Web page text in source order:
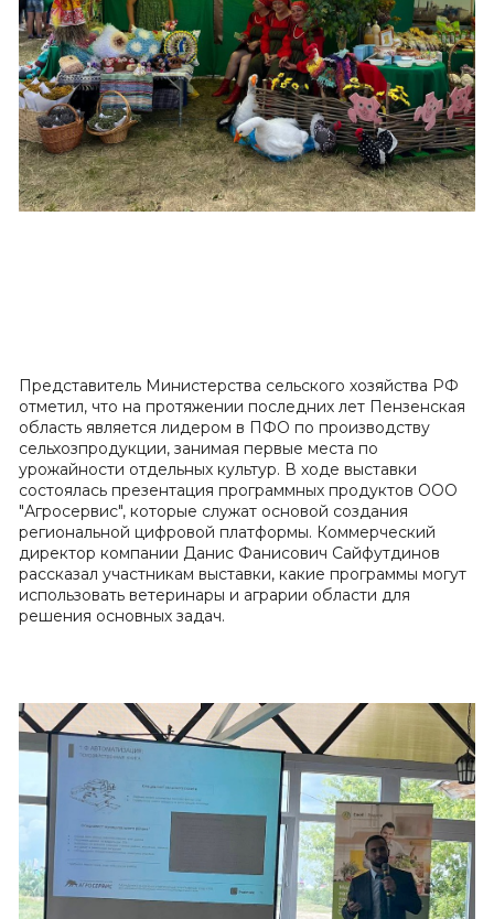
Представитель Министерства сельского хозяйства РФ
отметил, что на протяжении последних лет Пензенская
область является лидером в ПФО по производству
сельхозпродукции, занимая первые места по
урожайности отдельных культур. В ходе выставки
состоялась презентация программных продуктов ООО
"Агросервис", которые служат основой создания
региональной цифровой платформы. Коммерческий
директор компании Данис Фанисович Сайфутдинов
рассказал участникам выставки, какие программы могут
использовать ветеринары и аграрии области для
решения основных задач.